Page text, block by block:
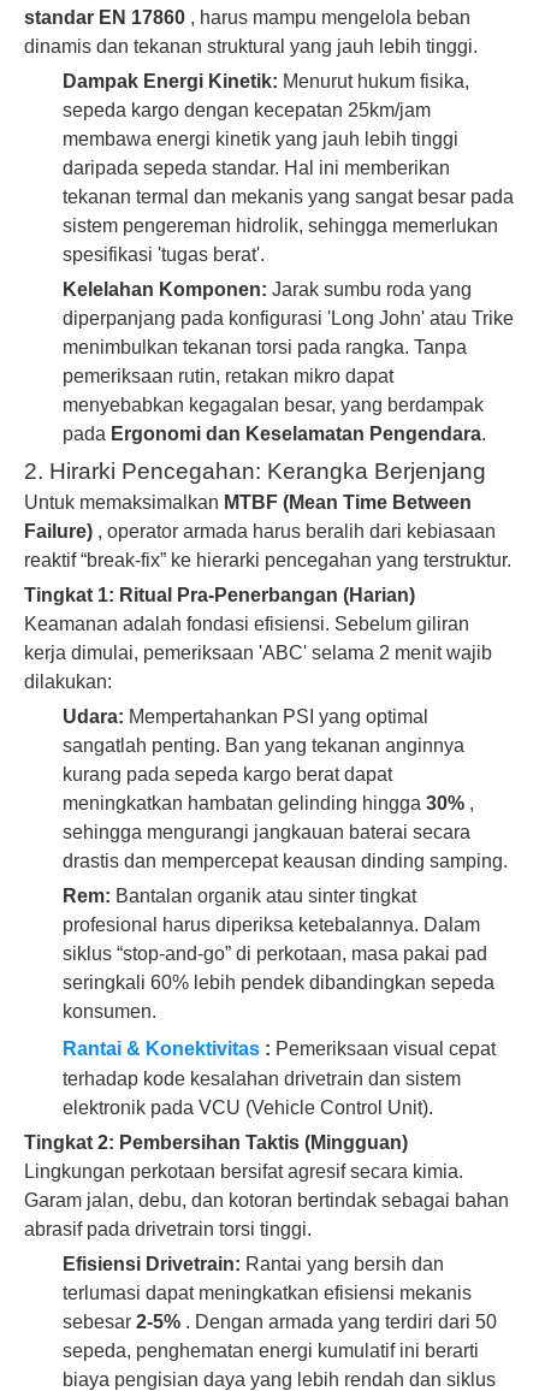
standar EN 17860 , harus mampu mengelola beban
dinamis dan tekanan struktural yang jauh lebih tinggi.
Dampak Energi Kinetik: Menurut hukum fisika,
sepeda kargo dengan kecepatan 25km/jam
membawa energi kinetik yang jauh lebih tinggi
daripada sepeda standar. Hal ini memberikan
tekanan termal dan mekanis yang sangat besar pada
sistem pengereman hidrolik, sehingga memerlukan
spesifikasi 'tugas berat'.
Kelelahan Komponen: Jarak sumbu roda yang
diperpanjang pada konfigurasi 'Long John' atau Trike
menimbulkan tekanan torsi pada rangka. Tanpa
pemeriksaan rutin, retakan mikro dapat
menyebabkan kegagalan besar, yang berdampak
pada Ergonomi dan Keselamatan Pengendara.
2. Hirarki Pencegahan: Kerangka Berjenjang
Untuk memaksimalkan MTBF (Mean Time Between
Failure) , operator armada harus beralih dari kebiasaan
reaktif “break-fix” ke hierarki pencegahan yang terstruktur.
Tingkat 1: Ritual Pra-Penerbangan (Harian)
Keamanan adalah fondasi efisiensi. Sebelum giliran
kerja dimulai, pemeriksaan 'ABC' selama 2 menit wajib
dilakukan:
Udara: Mempertahankan PSI yang optimal
sangatlah penting. Ban yang tekanan anginnya
kurang pada sepeda kargo berat dapat
meningkatkan hambatan gelinding hingga 30% ,
sehingga mengurangi jangkauan baterai secara
drastis dan mempercepat keausan dinding samping.
Rem: Bantalan organik atau sinter tingkat
profesional harus diperiksa ketebalannya. Dalam
siklus “stop-and-go” di perkotaan, masa pakai pad
seringkali 60% lebih pendek dibandingkan sepeda
konsumen.
Rantai & Konektivitas : Pemeriksaan visual cepat
terhadap kode kesalahan drivetrain dan sistem
elektronik pada VCU (Vehicle Control Unit).
Tingkat 2: Pembersihan Taktis (Mingguan)
Lingkungan perkotaan bersifat agresif secara kimia.
Garam jalan, debu, dan kotoran bertindak sebagai bahan
abrasif pada drivetrain torsi tinggi.
Efisiensi Drivetrain: Rantai yang bersih dan
terlumasi dapat meningkatkan efisiensi mekanis
sebesar 2-5% . Dengan armada yang terdiri dari 50
sepeda, penghematan energi kumulatif ini berarti
biaya pengisian daya yang lebih rendah dan siklus